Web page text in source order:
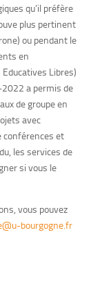
qu’il préfère
plus pertinent
ou pendant le
en
Libres)
a permis de
de groupe en
avec
conférences et
les services de
si vous le
vous pouvez
bourgogne.fr